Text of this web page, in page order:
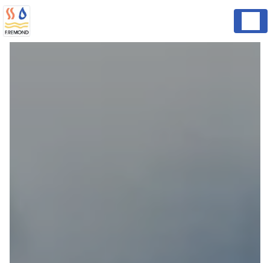
Panneau de gestion des cookies